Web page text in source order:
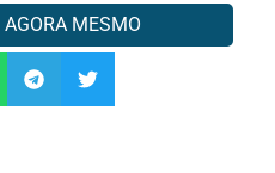
MESMO